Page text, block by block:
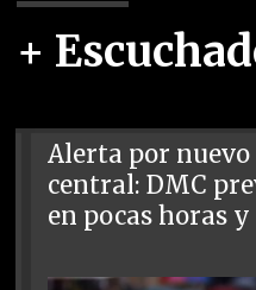
+
Alerta por
central: DMC
en pocas horas